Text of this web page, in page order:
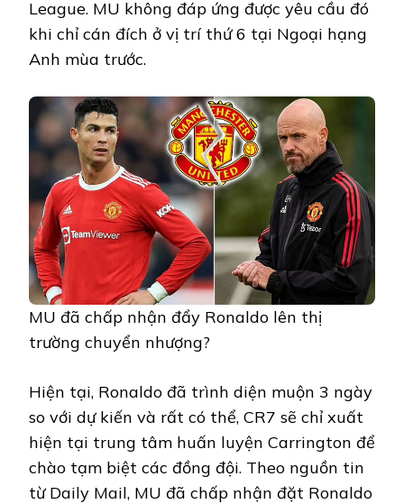
League. MU không đáp ứng được yêu cầu đó
khi chỉ cán đích ở vị trí thứ 6 tại Ngoại hạng
Anh mùa trước.
MU đã chấp nhận đẩy Ronaldo lên thị
trường chuyển nhượng?
Hiện tại, Ronaldo đã trình diện muộn 3 ngày
so với dự kiến và rất có thể, CR7 sẽ chỉ xuất
hiện tại trung tâm huấn luyện Carrington để
chào tạm biệt các đồng đội. Theo nguồn tin
từ Daily Mail, MU đã chấp nhận đặt Ronaldo